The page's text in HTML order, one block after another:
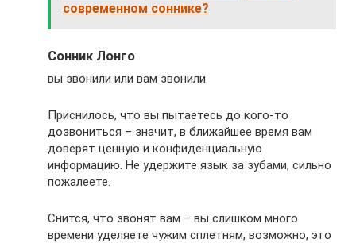
современном соннике?
Сонник Лонго
вы звонили или вам звонили
Приснилось, что вы пытаетесь до кого-то
дозвониться – значит, в ближайшее время вам
доверят ценную и конфиденциальную
информацию. Не удержите язык за зубами, сильно
пожалеете.
Снится, что звонят вам – вы слишком много
времени уделяете чужим сплетням, возможно, это